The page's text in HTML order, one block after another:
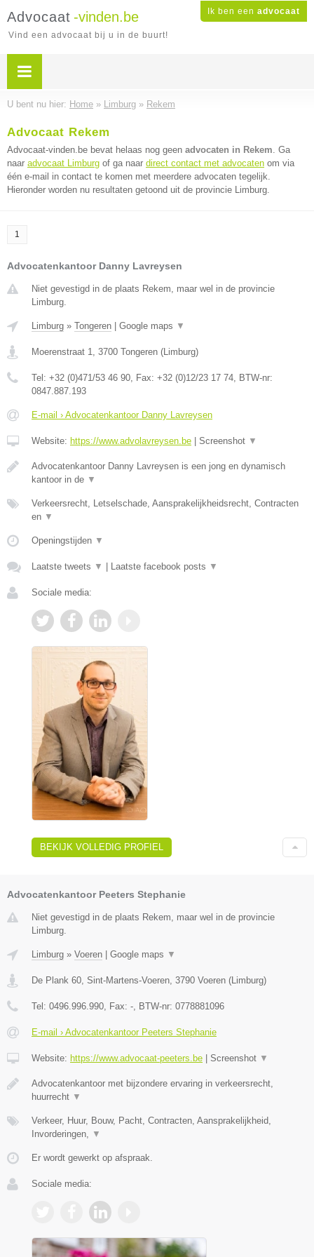
Ik ben een advocaat
Advocaat -vinden.be
Vind een advocaat bij u in de buurt!
U bent nu hier: Home » Limburg » Rekem
Advocaat Rekem
Advocaat-vinden.be bevat helaas nog geen advocaten in Rekem. Ga
naar advocaat Limburg of ga naar direct contact met advocaten om via
één e-mail in contact te komen met meerdere advocaten tegelijk.
Hieronder worden nu resultaten getoond uit de provincie Limburg.
1
Advocatenkantoor Danny Lavreysen
Niet gevestigd in de plaats Rekem, maar wel in de provincie
Limburg.
Limburg » Tongeren Google maps ▼
Moerenstraat 1, 3700 Tongeren (Limburg)
Tel: +32 (0)471/53 46 90, Fax: +32 (0)12/23 17 74, BTW-nr:
0847.887.193
E-mail › Advocatenkantoor Danny Lavreysen
Website: https://www.advolavreysen.be Screenshot ▼
Advocatenkantoor Danny Lavreysen is een jong en dynamisch
kantoor in de ▼
Verkeersrecht, Letselschade, Aansprakelijkheidsrecht, Contracten
en ▼
Openingstijden ▼
Laatste tweets ▼ Laatste facebook posts ▼
Sociale media:
BEKIJK VOLLEDIG PROFIEL
Advocatenkantoor Peeters Stephanie
Niet gevestigd in de plaats Rekem, maar wel in de provincie
Limburg.
Limburg » Voeren Google maps ▼
De Plank 60, Sint-Martens-Voeren 3790 Voeren ( Limburg)
Tel: 0496.996.990 , Fax: - , BTW-nr: 0778881096
E-mail › Advocatenkantoor Peeters Stephanie
Website: https://www.advocaat-peeters.be Screenshot ▼
Advocatenkantoor met bijzondere ervaring in verkeersrecht,
huurrecht ▼
Verkeer, Huur, Bouw, Pacht, Contracten, Aansprakelijkheid,
Invorderingen,
▼
Er wordt gewerkt op afspraak.
Sociale media: